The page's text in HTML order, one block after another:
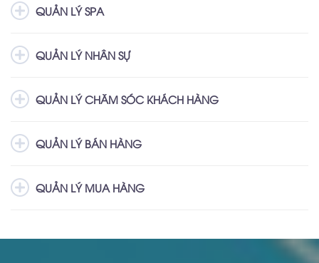
QUẢN LÝ SPA
QUẢN LÝ NHÂN SỰ
QUẢN LÝ CHĂM SÓC KHÁCH HÀNG
QUẢN LÝ BÁN HÀNG
QUẢN LÝ MUA HÀNG